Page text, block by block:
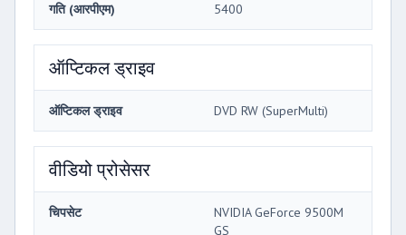
गति (आरपीएम) 5400
ऑप्टिकल ड्राइव
ऑप्टिकल ड्राइव DVD RW (SuperMulti)
वीडियो प्रोसेसर
चिपसेट
NVIDIA GeForce 9500M
GS